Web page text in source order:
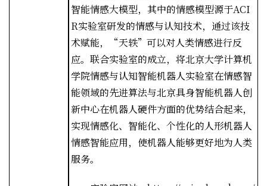
智能情感大模型，其中的情感模型源于ACI
R实验室研发的情感与认知技术，通过该技
术赋能，“天轶”可以对人类情感进行反
应。联合实验室的成立，将北京大学计算机
学院情感与认知智能机器人实验室在情感智
能领域的先进算法与北京具身智能机器人创
新中心在机器人硬件方面的优势结合起来，
实现情感化、智能化、个性化的人形机器人
情感智能应用，使机器人能够更好地为人类
服务。